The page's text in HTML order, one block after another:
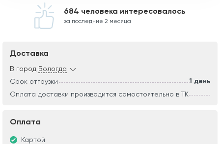
684 человека интересовалось
за последние 2 месяца
Доставка
В город Вологда
Срок отгрузки
1 день
Оплата доставки производится самостоятельно в ТК
Оплата
Картой